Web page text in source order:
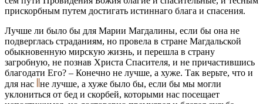
прискорбным путем достигать истиннаго блага и спасения.
Лучше ли было бы для Марии Магдалины, если бы она не
подверглась страданиям, но провела в стране Магдальской
обыкновенную мирскую жизнь, и перешла в страну
загробную, не познав Христа Спасителя, и не причастившись
благодати Его? – Конечно не лучше, а хуже. Так верьте, что и
для нас не лучше, а хуже было бы, если бы мы могли
уклониться от бед и скорбей, которыми нас посещает